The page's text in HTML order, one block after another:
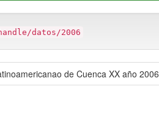
datos/2006
de Cuenca XX año 2006